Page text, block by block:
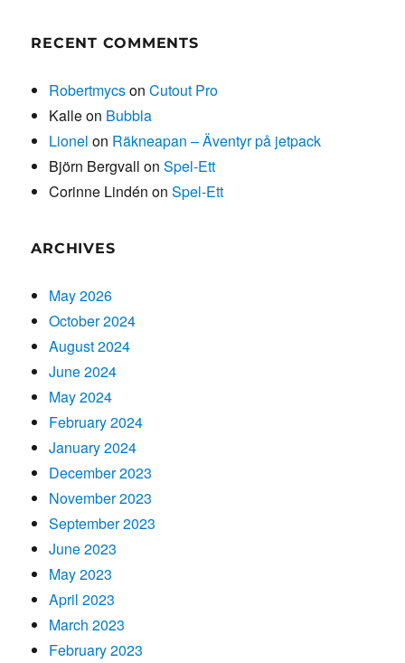
RECENT COMMENTS
RobertmycsonCutout Pro
Kalleon Bubbla
Lionel on Räkneapan – Äventyr på jetpack
Björn Bergvall onSpel-Ett
Corinne Lindén onSpel-Ett
ARCHIVES
May 2026
October 2024
August 2024
June 2024
May 2024
February 2024
January 2024
December 2023
November 2023
September 2023
June 2023
May 2023
April 2023
March 2023
February 2023